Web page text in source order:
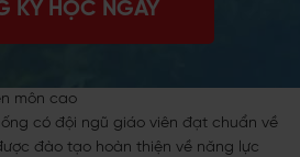
KÝ HỌC NGAY
môn cao
có đội ngũ giáo viên đạt chuẩn về
đào tạo hoàn thiện về năng lực